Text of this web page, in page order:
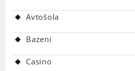
Avtošola
Bazeni
Casino